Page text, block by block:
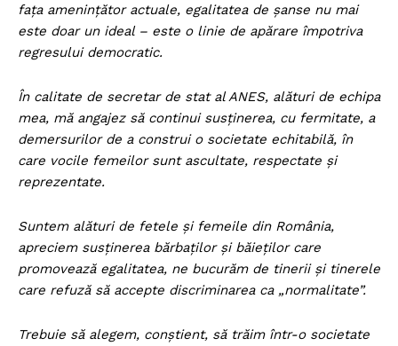
fața amenințător actuale, egalitatea de șanse nu mai
este doar un ideal – este o linie de apărare împotriva
regresului democratic.
În calitate de secretar de stat al ANES, alături de echipa
mea, mă angajez să continui susținerea, cu fermitate, a
demersurilor de a construi o societate echitabilă, în
care vocile femeilor sunt ascultate, respectate și
reprezentate.
Suntem alături de fetele și femeile din România,
apreciem susținerea bărbaților și băieților care
promovează egalitatea, ne bucurăm de tinerii și tinerele
care refuză să accepte discriminarea ca „normalitate”.
Trebuie să alegem, conștient, să trăim într-o societate